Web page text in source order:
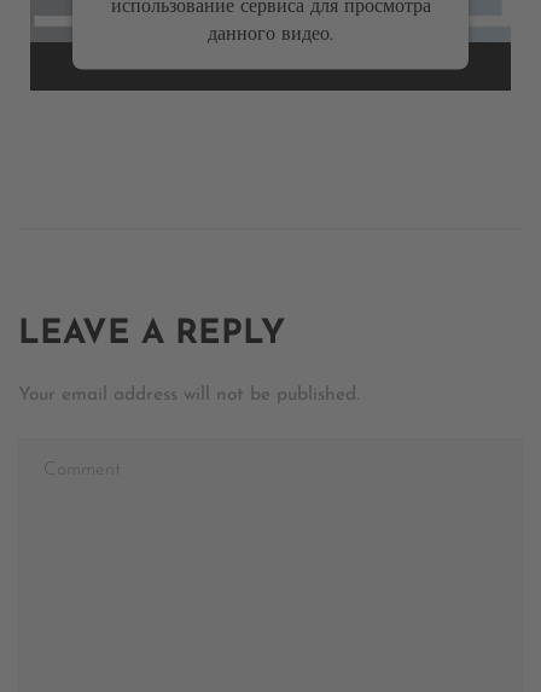
использование сервиса для просмотра
данного видео.
Дополнительная
LEAVE A REPLY
Your email address will not be published.